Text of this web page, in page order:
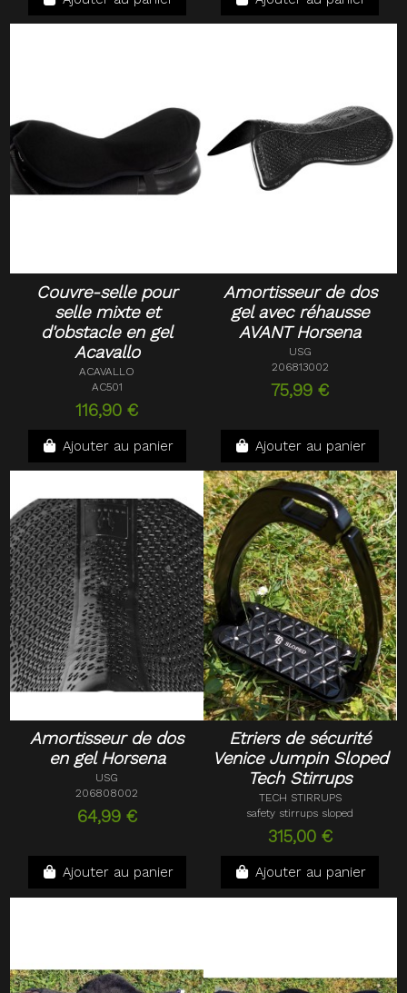
Couvre-selle pour
selle mixte et
d'obstacle en gel
Acavallo
ACAVALLO
AC501
116,90 €
Ajouter au panier
Amortisseur de dos
gel avec réhausse
AVANT Horsena
USG
206813002
75,99 €
Ajouter au panier
Amortisseur de dos
en gel Horsena
USG
206808002
64,99 €
Ajouter au panier
Etriers de sécurité
Venice Jumpin Sloped
Tech Stirrups
TECH STIRRUPS
safety stirrups sloped
315,00 €
Ajouter au panier